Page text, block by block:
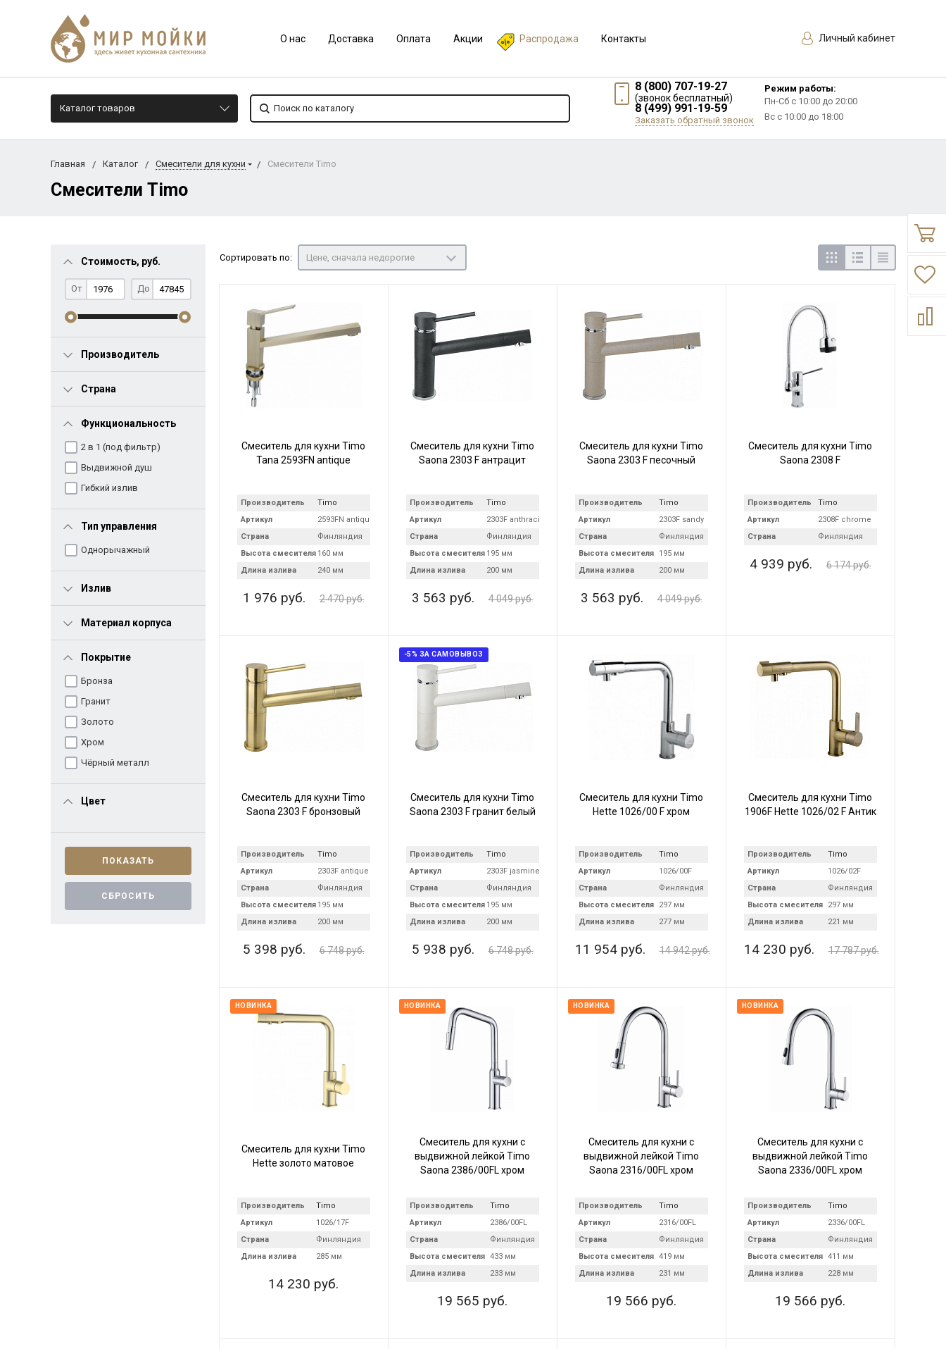
О нас Доставка Оплата Акции Распродажа Контакты Личный кабинет
Каталог товаров
8 (800) 707-19-27
(звонок бесплатный)
8 (499) 991-19-59
Заказать обратный звонок
Режим работы:
Пн-Сб с 10:00 до 20:00
Вс с 10:00 до 18:00
Главная Каталог Смесители для кухни Смесители Timo
Смесители Timo
Стоимость, руб.
От До
Производитель
Страна
Функциональность
2 в 1 (под фильтр)
Выдвижной душ
Гибкий излив
Тип управления
Однорычажный
Излив
Материал корпуса
Покрытие
Бронза
Гранит
Золото
Хром
Чёрный металл
Цвет
Сортировать по: Цене, сначала недорогие
Смеситель для кухни Timo
Tana 2593FN antique
Производитель
Timo
Артикул
2593FN antique
Страна
Финляндия
Высота смесителя 160 мм
Длина излива
240 мм
1 976 руб. 2 470 руб.
Смеситель для кухни Timo
Saona 2303 F антрацит
Производитель
Timo
Артикул
2303F anthracite
Страна
Финляндия
Высота смесителя 195 мм
Длина излива
200 мм
3 563 руб. 4 049 руб.
Смеситель для кухни Timo
Saona 2303 F песочный
Производитель
Timo
Артикул
2303F sandy
Страна
Финляндия
Высота смесителя
195 мм
Длина излива
200 мм
3 563 руб. 4 049 руб.
Смеситель для кухни Timo
Saona 2308 F
Производитель
Timo
Артикул
2308F chrome
Страна
Финляндия
4 939 руб. 6 174 руб.
Смеситель для кухни Timo
Saona 2303 F бронзовый
Производитель
Timo
Артикул
2303F antique
Страна
Финляндия
Высота смесителя 195 мм
Длина излива
200 мм
5 398 руб. 6 748 руб.
-5% ЗА САМОВЫВОЗ
Смеситель для кухни Timo
Saona 2303 F гранит белый
Производитель
Timo
Артикул
2303F jasmine
Страна
Финляндия
Высота смесителя 195 мм
Длина излива
200 мм
5 938 руб. 6 748 руб.
Смеситель для кухни Timo
Hette 1026/00 F хром
Производитель
Timo
Артикул
1026/00F
Страна
Финляндия
Высота смесителя
297 мм
Длина излива
277 мм
11 954 руб. 14 942 руб.
Смеситель для кухни Timo
1906F Hette 1026/02 F Антик
Производитель
Timo
Артикул
1026/02F
Страна
Финляндия
Высота смесителя
297 мм
Длина излива
221 мм
14 230 руб. 17 787 руб.
НОВИНКА
Смеситель для кухни Timo
Hette золото матовое
Производитель
Timo
Артикул
1026/17F
Страна
Финляндия
Длина излива
285 мм
14 230 руб.
НОВИНКА
Смеситель для кухни с
выдвижной лейкой Timo
Saona 2386/00FL хром
Производитель
Timo
Артикул
2386/00FL
Страна
Финляндия
Высота смесителя 433 мм
Длина излива
233 мм
19 565 руб.
НОВИНКА
Смеситель для кухни с
выдвижной лейкой Timo
Saona 2316/00FL хром
Производитель
Timo
Артикул
2316/00FL
Страна
Финляндия
Высота смесителя 419 мм
Длина излива
231 мм
19 566 руб.
НОВИНКА
Смеситель для кухни с
выдвижной лейкой Timo
Saona 2336/00FL хром
Производитель
Timo
Артикул
2336/00FL
Страна
Финляндия
Высота смесителя 411 мм
Длина излива
228 мм
19 566 руб.